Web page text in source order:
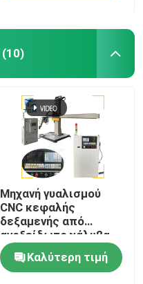
(10)
Μηχανή γυαλισμού
CNC κεφαλής
δεξαμενής από
ανοξείδωτο χάλυβα
Καλύτερη τιμή